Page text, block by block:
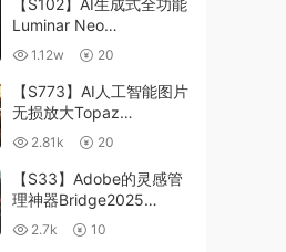
【S102】AI生成式全功能
Luminar Neo
1.24.4(x64)超强修图插件
中文版WIN+MAC含400
个预设
1.12w 20
【S773】AI人工智能图片
无损放大Topaz
Gigapixel AI 8.4.0.1b照
片模糊清晰 PS插件+独立
版 WIN/MAC
2.81k 20
【S33】Adobe的灵感管
理神器Bridge2025
15.0.3 WIN系统 右键可
进入ACR
2.7k 10